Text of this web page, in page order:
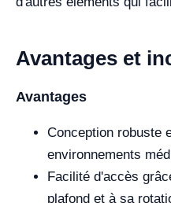
Avantages et
Avantages
Conception robuste
environnements
Facilité d'accès
plafond et à sa